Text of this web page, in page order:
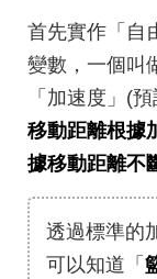
首先實作「自
變數，一個叫
「加速度」(
移動距離根據
據移動距離不
透過標準的
可以知道「